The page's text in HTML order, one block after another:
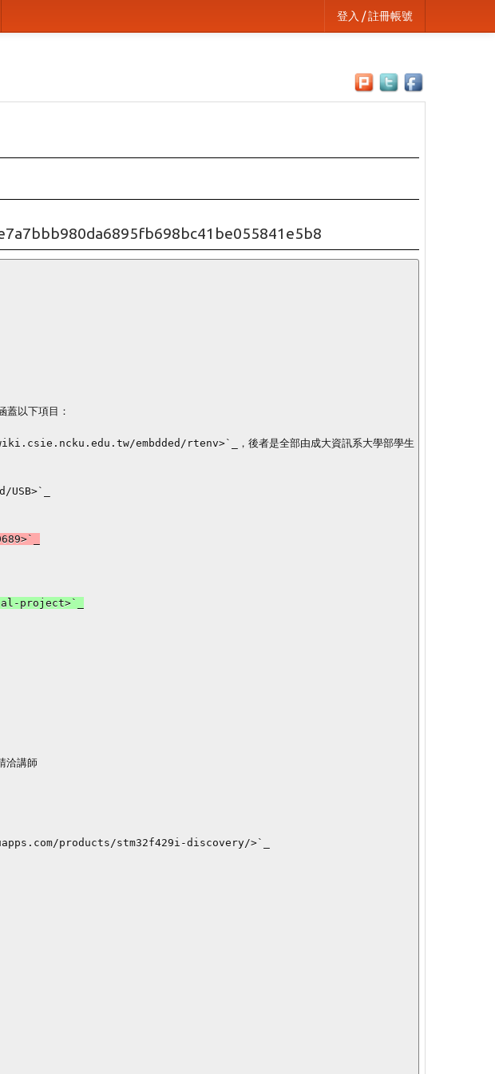
登入 / 註冊帳號
以下項目：
洽講師
products/stm32f429i-discovery/>`_